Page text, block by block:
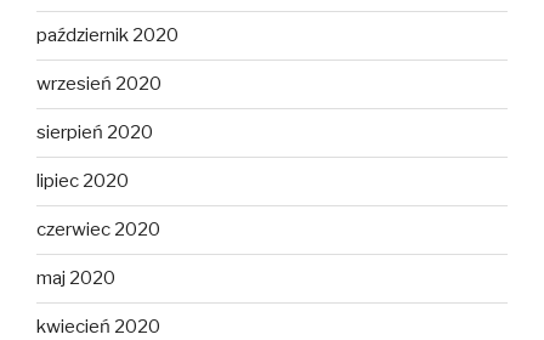
październik 2020
wrzesień 2020
sierpień 2020
lipiec 2020
czerwiec 2020
maj 2020
kwiecień 2020